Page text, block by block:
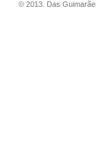
© 2013. Das